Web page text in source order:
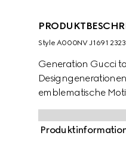
Style ‎A000NV J1691 2323
Generation Gucci
emblematische